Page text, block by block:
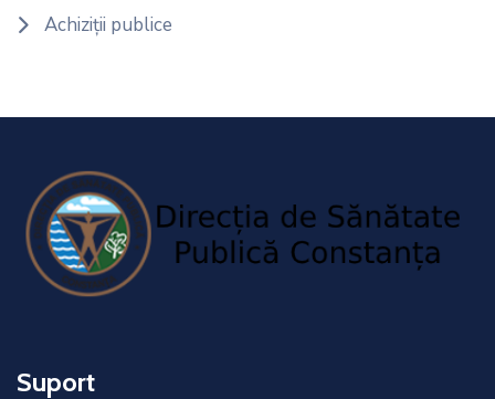
Achiziții publice
Suport